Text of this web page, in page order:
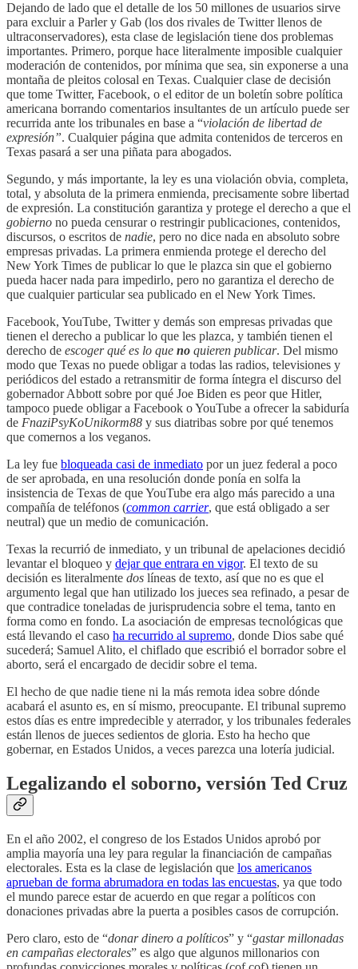
Dejando de lado que el detalle de los 50 millones de usuarios sirve
para excluir a Parler y Gab (los dos rivales de Twitter llenos de
ultraconservadores), esta clase de legislación tiene dos problemas
importantes. Primero, porque hace literalmente imposible cualquier
moderación de contenidos, por mínima que sea, sin exponerse a una
montaña de pleitos colosal en Texas. Cualquier clase de decisión
que tome Twitter, Facebook, o el editor de un boletín sobre política
americana borrando comentarios insultantes de un artículo puede ser
recurrida ante los tribunales en base a “violación de libertad de
expresión”. Cualquier página que admita contenidos de terceros en
Texas pasará a ser una piñata para abogados.
Segundo, y más importante, la ley es una violación obvia, completa,
total, y absoluta de la primera enmienda, precisamente sobre libertad
de expresión. La constitución garantiza y protege el derecho a que el
gobierno no pueda censurar o restringir publicaciones, contenidos,
discursos, o escritos de nadie, pero no dice nada en absoluto sobre
empresas privadas. La primera enmienda protege el derecho del
New York Times de publicar lo que le plazca sin que el gobierno
pueda hacer nada para impedirlo, pero no garantiza el derecho de
que cualquier particular sea publicado en el New York Times.
Facebook, YouTube, Twitter y demás son empresas privadas que
tienen el derecho a publicar lo que les plazca, y también tienen el
derecho de escoger qué es lo que no quieren publicar. Del mismo
modo que Texas no puede obligar a todas las radios, televisiones y
periódicos del estado a retransmitir de forma íntegra el discurso del
gobernador Abbott sobre por qué Joe Biden es peor que Hitler,
tampoco puede obligar a Facebook o YouTube a ofrecer la sabiduría
de FnaziPsyKoUnikorm88 y sus diatribas sobre por qué tenemos
que comernos a los veganos.
La ley fue bloqueada casi de inmediato por un juez federal a poco
de ser aprobada, en una resolución donde ponía en solfa la
insistencia de Texas de que YouTube era algo más parecido a una
compañía de teléfonos (common carrier, que está obligado a ser
neutral) que un medio de comunicación.
Texas la recurrió de inmediato, y un tribunal de apelaciones decidió
levantar el bloqueo y dejar que entrara en vigor. El texto de su
decisión es literalmente dos líneas de texto, así que no es que el
argumento legal que han utilizado los jueces sea refinado, a pesar de
que contradice toneladas de jurisprudencia sobre el tema, tanto en
forma como en fondo. La asociación de empresas tecnológicas que
está llevando el caso ha recurrido al supremo, donde Dios sabe qué
sucederá; Samuel Alito, el chiflado que escribió el borrador sobre el
aborto, será el encargado de decidir sobre el tema.
El hecho de que nadie tiene ni la más remota idea sobre dónde
acabará el asunto es, en sí mismo, preocupante. El tribunal supremo
estos días es entre impredecible y aterrador, y los tribunales federales
están llenos de jueces sedientos de gloria. Esto ha hecho que
gobernar, en Estados Unidos, a veces parezca una lotería judicial.
Legalizando el soborno, versión Ted Cruz
En el año 2002, el congreso de los Estados Unidos aprobó por
amplia mayoría una ley para regular la financiación de campañas
electorales. Esta es la clase de legislación que los americanos
aprueban de forma abrumadora en todas las encuestas, ya que todo
el mundo parece estar de acuerdo en que regar a políticos con
donaciones privadas abre la puerta a posibles casos de corrupción.
Pero claro, esto de “donar dinero a políticos” y “gastar millonadas
en campañas electorales” es algo que algunos millonarios con